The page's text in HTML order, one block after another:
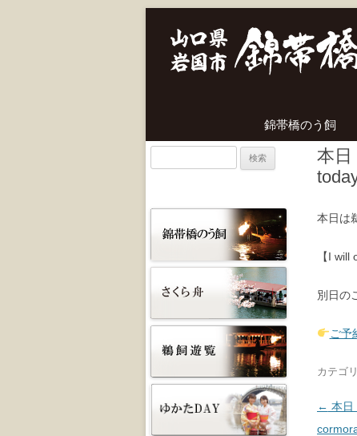
錦帯橋のう飼
本日
today
本日は
【I
別日の
ご予
カテゴ
投稿ナ
← 本日